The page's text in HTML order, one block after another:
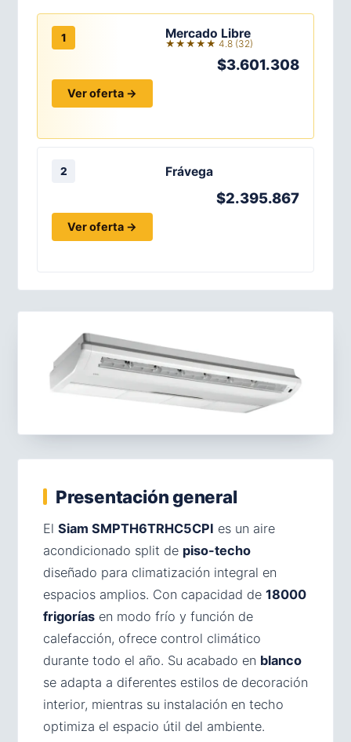
1 Mercado Libre
★★★★★ 4.8 (32)
$3.601.308
Ver oferta →
2 Frávega
$2.395.867
Ver oferta →
Presentación general
El Siam SMPTH6TRHC5CPI es un aire
acondicionado split de piso-techo
diseñado para climatización integral en
espacios amplios. Con capacidad de 18000
frigorías en modo frío y función de
calefacción, ofrece control climático
durante todo el año. Su acabado en blanco
se adapta a diferentes estilos de decoración
interior, mientras su instalación en techo
optimiza el espacio útil del ambiente.